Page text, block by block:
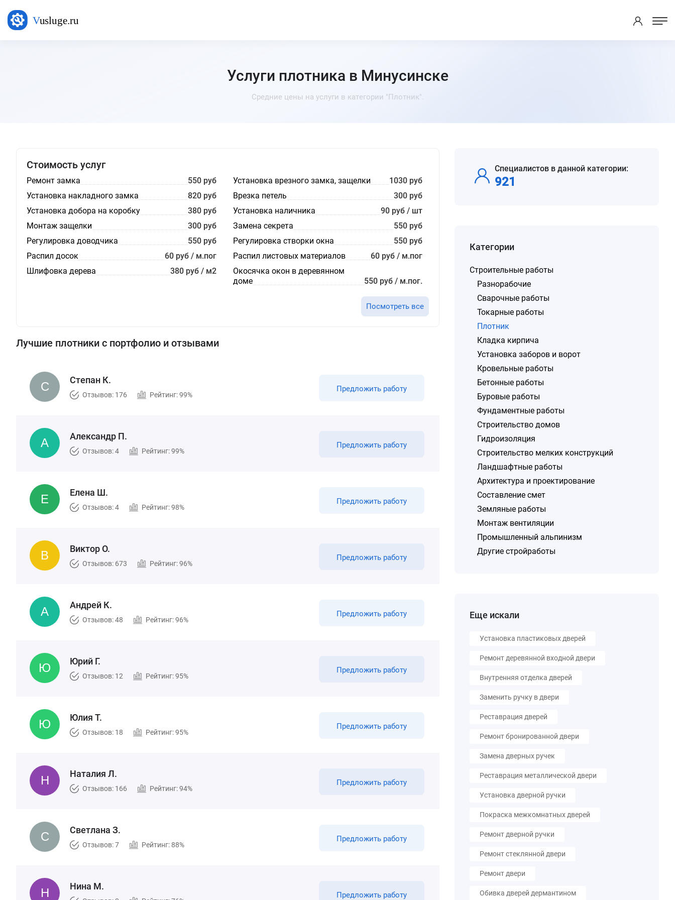
Услуги плотника в Минусинске
Средние цены на услуги в категории "Плотник".
Стоимость услуг
Ремонт замка 550 руб Установка врезного замка, защелки
1030 руб
Установка накладного замка
820 руб Врезка петель
300 руб
Установка добора на коробку
380 руб Установка наличника
90 руб / шт
Монтаж защелки
300 руб Замена секрета
550 руб
Регулировка доводчика
550 руб Регулировка створки окна
550 руб
Распил досок
60 руб / м.пог Распил листовых материалов
60 руб / м.пог
Шлифовка дерева
380 руб / м2
Окосячка окон в деревянном
доме
550 руб / м.пог.
Посмотреть все
Лучшие плотники с портфолио и отзывами
Степан К.
Отзывов: 176 Рейтинг: 99%
Предложить работу
Александр П.
Отзывов: 4 Рейтинг: 99%
Предложить работу
Елена Ш.
Отзывов: 4 Рейтинг: 98%
Предложить работу
Виктор О.
Отзывов: 673 Рейтинг: 96%
Предложить работу
Андрей К.
Отзывов: 48 Рейтинг: 96%
Предложить работу
Юрий Г.
Отзывов: 12 Рейтинг: 95%
Предложить работу
Юлия Т.
Отзывов: 18 Рейтинг: 95%
Предложить работу
Наталия Л.
Отзывов: 166 Рейтинг: 94%
Предложить работу
Светлана З.
Отзывов: 7 Рейтинг: 88%
Предложить работу
Нина М.
Предложить работу
Специалистов в данной категории:
921
Категории
Строительные работы
Разнорабочие
Сварочные работы
Токарные работы
Плотник
Кладка кирпича
Установка заборов и ворот
Кровельные работы
Бетонные работы
Буровые работы
Фундаментные работы
Строительство домов
Гидроизоляция
Строительство мелких конструкций
Ландшафтные работы
Архитектура и проектирование
Составление смет
Земляные работы
Монтаж вентиляции
Промышленный альпинизм
Другие стройработы
Еще искали
Установка пластиковых дверей
Ремонт деревянной входной двери
Внутренняя отделка дверей
Заменить ручку в двери
Реставрация дверей
Ремонт бронированной двери
Замена дверных ручек
Реставрация металлической двери
Установка дверной ручки
Покраска межкомнатных дверей
Ремонт дверной ручки
Ремонт стеклянной двери
Ремонт двери
Обивка дверей дермантином